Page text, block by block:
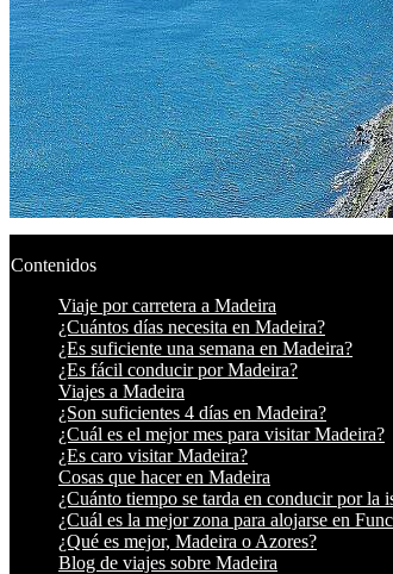
Contenidos
Viaje por carretera a Madeira
¿Cuántos días necesita en Madeira?
¿Es suficiente una semana en Madeira?
¿Es fácil conducir por Madeira?
Viajes a Madeira
¿Son suficientes 4 días en Madeira?
¿Cuál es el mejor mes para visitar Madeira?
¿Es caro visitar Madeira?
Cosas que hacer en Madeira
¿Cuánto tiempo se tarda en conducir por la
¿Cuál es la mejor zona para alojarse en
¿Qué es mejor, Madeira o Azores?
Blog de viajes sobre Madeira